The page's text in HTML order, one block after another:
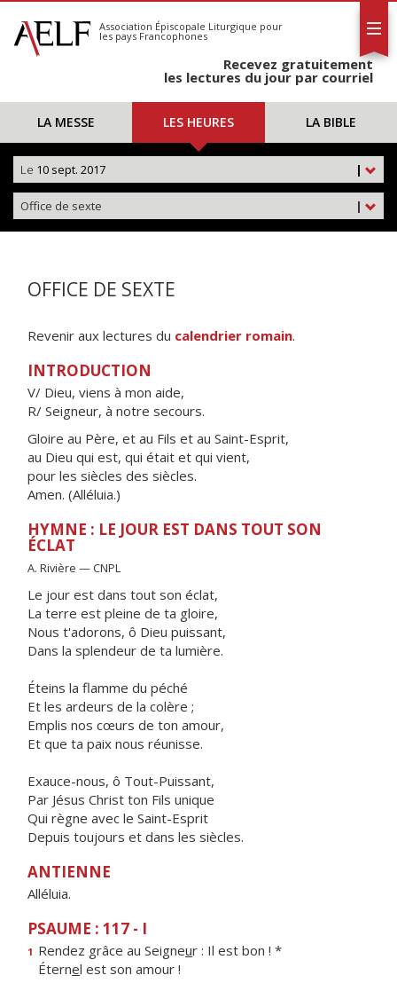
S'abonner
Calendrier
Association Épiscopale Liturgique pour
les pays Francophones
Recevez gratuitement
les lectures du jour par courriel
LA MESSE LES HEURES LA BIBLE
|
Le 10 sept. 2017
|
Office de sexte
OFFICE DE SEXTE
Revenir aux lectures du calendrier romain.
INTRODUCTION
V/ Dieu, viens à mon aide,
R/ Seigneur, à notre secours.
Gloire au Père, et au Fils et au Saint-Esprit,
au Dieu qui est, qui était et qui vient,
pour les siècles des siècles.
Amen. (Alléluia.)
HYMNE : LE JOUR EST DANS TOUT SON
ÉCLAT
A. Rivière — CNPL
Le jour est dans tout son éclat,
La terre est pleine de ta gloire,
Nous t'adorons, ô Dieu puissant,
Dans la splendeur de ta lumière.
Éteins la flamme du péché
Et les ardeurs de la colère ;
Emplis nos cœurs de ton amour,
Et que ta paix nous réunisse.
Exauce-nous, ô Tout-Puissant,
Par Jésus Christ ton Fils unique
Qui règne avec le Saint-Esprit
Depuis toujours et dans les siècles.
ANTIENNE
Alléluia.
PSAUME : 117 - I
1 Rendez grâce au Seigneur : Il est bon ! *
Éternel est son amour !